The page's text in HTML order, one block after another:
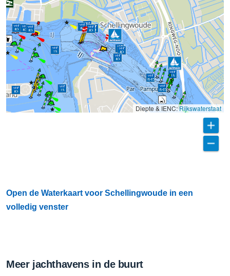
Diepte & IENC:Rijkswaterstaat
Open de Waterkaart voor Schellingwoude in een
volledig venster
Meer jachthavens in de buurt